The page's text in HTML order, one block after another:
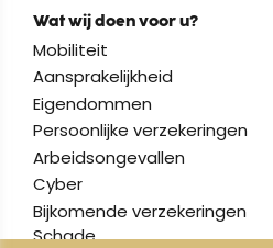
Wat wij doen voor u?
Mobiliteit
Aansprakelijkheid
Eigendommen
Persoonlijke verzekeringen
Arbeidsongevallen
Cyber
Bijkomende verzekeringen
Schade